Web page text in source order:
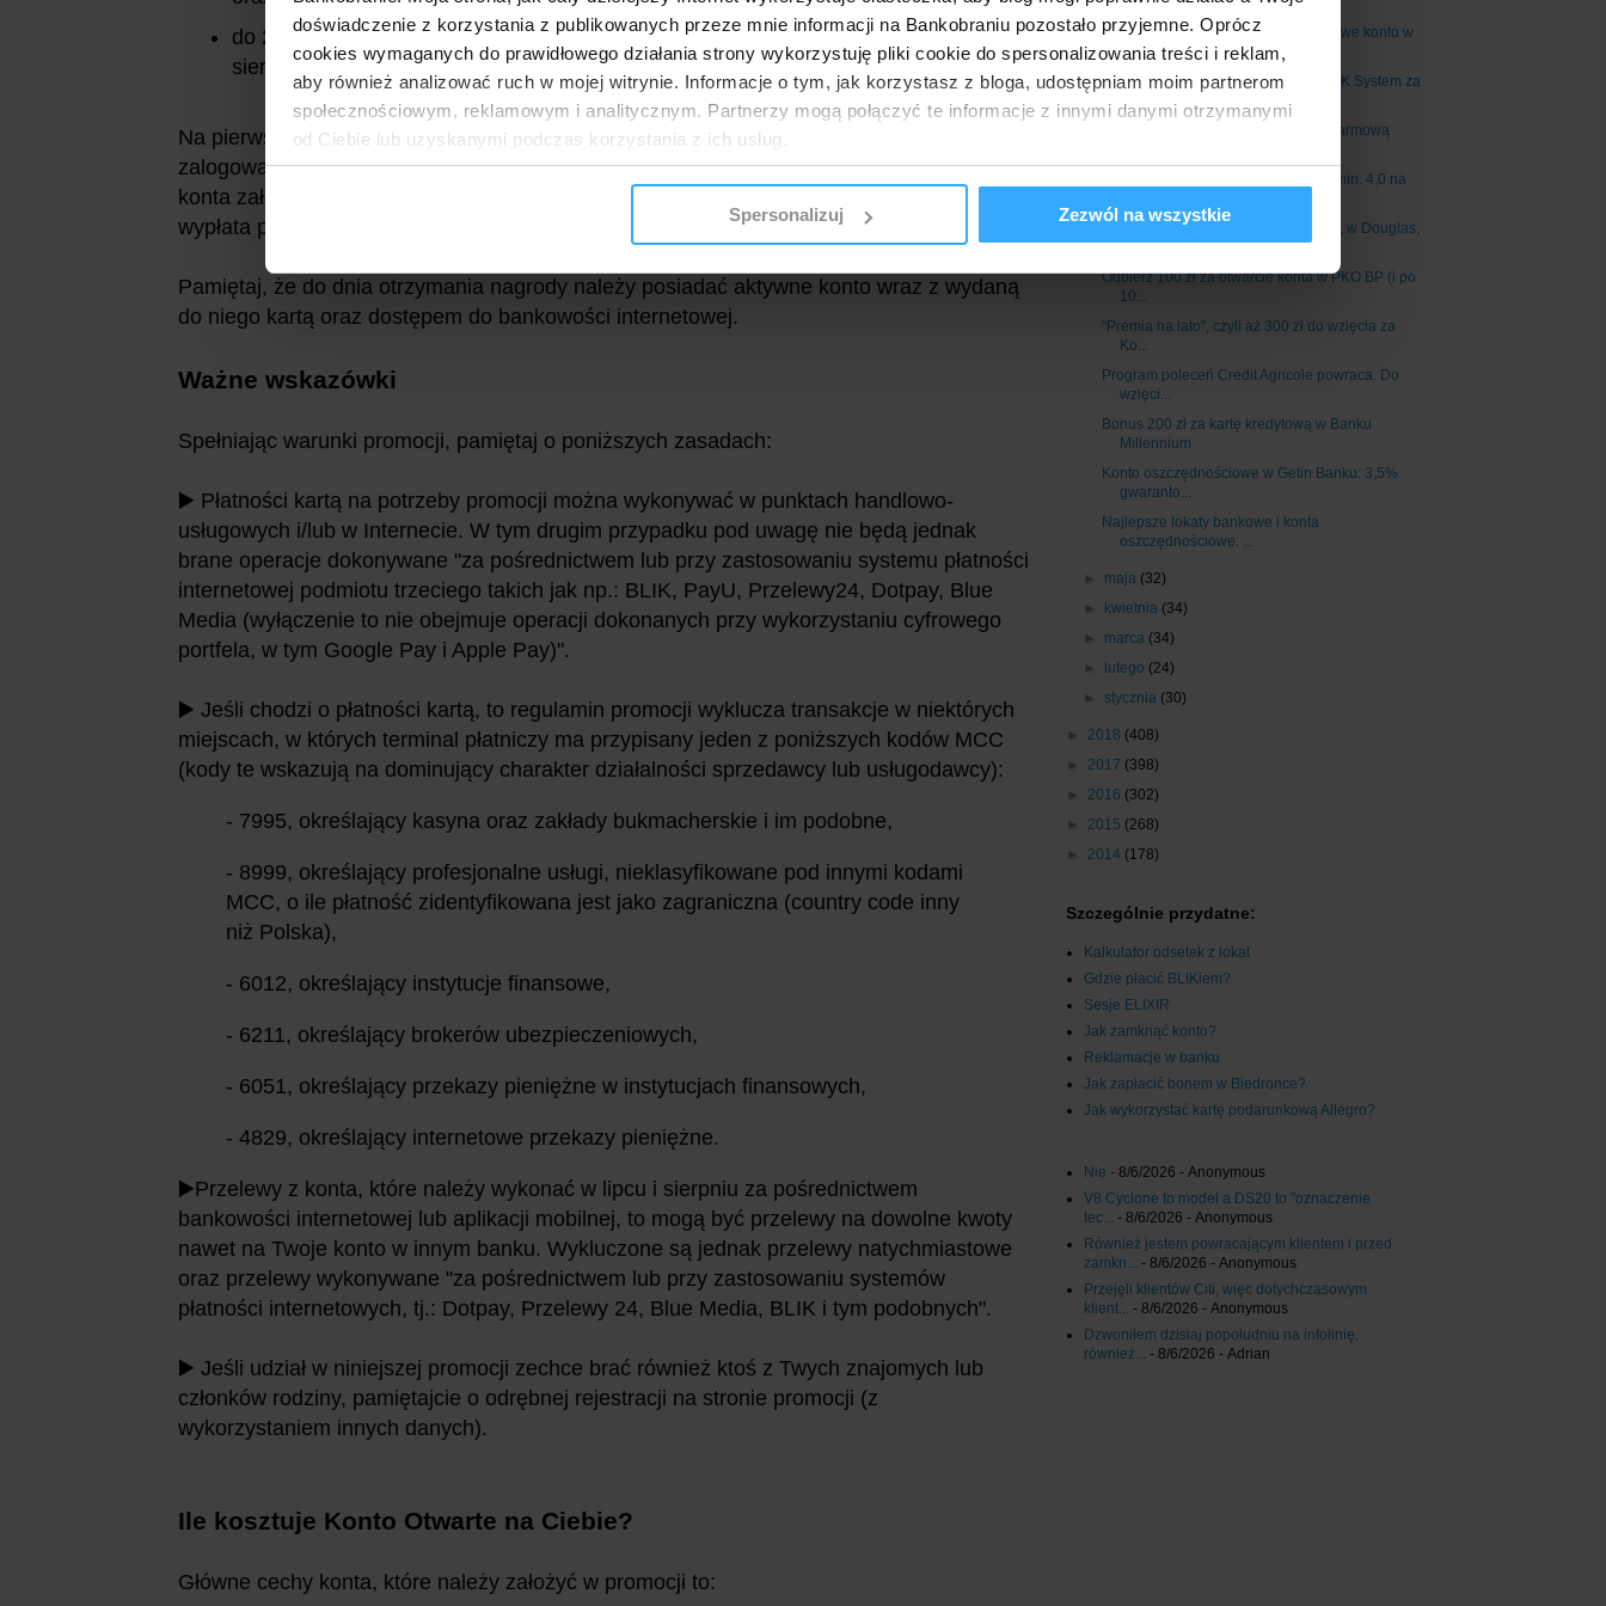
doświadczenie z korzystania z publikowanych przeze mnie informacji na Bankobraniu pozostało przyjemne. Oprócz
cookies wymaganych do prawidłowego działania strony wykorzystuję pliki cookie do spersonalizowania treści i reklam,
aby również analizować ruch w mojej witrynie. Informacje o tym, jak korzystasz z bloga, udostępniam moim partnerom
społecznościowym, reklamowym i analitycznym. Partnerzy mogą połączyć te informacje z innymi danymi otrzymanymi
od Ciebie lub uzyskanymi podczas korzystania z ich usług.
Spersonalizuj Zezwól na wszystkie
do 22.09.2019 r. (o kolejnym bonusie 150 zł za spełnienie warunków w
sierpniu).
Na pierwszą z tych wiadomości będzie trzeba zareagować i najpóźniej do 27.08.2019 r.
zalogować się na stronie promocji, gdzie do podania będzie konieczny numer rachunku
konta założonego w promocji - bo to właśnie na ten rachunek będą wpływać bonusy. Ich
wypłata przewidziana jest do 31.08. oraz 30.09.2019 r.
Pamiętaj, że do dnia otrzymania nagrody należy posiadać aktywne konto wraz z wydaną
do niego kartą oraz dostępem do bankowości internetowej.
Ważne wskazówki
Spełniając warunki promocji, pamiętaj o poniższych zasadach:
▶️ Płatności kartą na potrzeby promocji można wykonywać w punktach handlowo-
usługowych i/lub w Internecie. W tym drugim przypadku pod uwagę nie będą jednak
brane operacje dokonywane "za pośrednictwem lub przy zastosowaniu systemu płatności
internetowej podmiotu trzeciego takich jak np.: BLIK, PayU, Przelewy24, Dotpay, Blue
Media (wyłączenie to nie obejmuje operacji dokonanych przy wykorzystaniu cyfrowego
portfela, w tym Google Pay i Apple Pay)".
▶️ Jeśli chodzi o płatności kartą, to regulamin promocji wyklucza transakcje w niektórych
miejscach, w których terminal płatniczy ma przypisany jeden z poniższych kodów MCC
(kody te wskazują na dominujący charakter działalności sprzedawcy lub usługodawcy):
- 7995, określający kasyna oraz zakłady bukmacherskie i im podobne,
- 8999, określający profesjonalne usługi, nieklasyfikowane pod innymi kodami
MCC, o ile płatność zidentyfikowana jest jako zagraniczna (country code inny
niż Polska),
- 6012, określający instytucje finansowe,
- 6211, określający brokerów ubezpieczeniowych,
- 6051, określający przekazy pieniężne w instytucjach finansowych,
- 4829, określający internetowe przekazy pieniężne.
▶️Przelewy z konta, które należy wykonać w lipcu i sierpniu za pośrednictwem
bankowości internetowej lub aplikacji mobilnej, to mogą być przelewy na dowolne kwoty
nawet na Twoje konto w innym banku. Wykluczone są jednak przelewy natychmiastowe
oraz przelewy wykonywane "za pośrednictwem lub przy zastosowaniu systemów
płatności internetowych, tj.: Dotpay, Przelewy 24, Blue Media, BLIK i tym podobnych".
▶️ Jeśli udział w niniejszej promocji zechce brać również ktoś z Twych znajomych lub
członków rodziny, pamiętajcie o odrębnej rejestracji na stronie promocji (z
wykorzystaniem innych danych).
Ile kosztuje Konto Otwarte na Ciebie?
Główne cechy konta, które należy założyć w promocji to:
Hit powraca! Premia 200 zł za darmowe konto w
Nest...
Aż 9 miesięcy treningów w ramach OK System za
darm...
Telefon OPPO AX7 w prezencie za darmową
Bonus 50 zł dla uczniów ze średnią min. 4,0 na
Zyskaj 400 zł do wydania (na Allegro, w Douglas,
E...
Odbierz 100 zł za otwarcie konta w PKO BP (i po
10...
"Premia na lato", czyli aż 300 zł do wzięcia za
Ko...
Program poleceń Credit Agricole powraca. Do
wzięci...
Bonus 200 zł za kartę kredytową w Banku
Millennium
Konto oszczędnościowe w Getin Banku: 3,5%
gwaranto...
Najlepsze lokaty bankowe i konta
oszczędnościowe: ...
► maja (32)
►
kwietnia (34)
► marca (34)
►
lutego (24)
► stycznia (30)
► 2018 (408)
► 2017 (398)
► 2016 (302)
► 2015 (268)
► 2014 (178)
Szczególnie przydatne:
Kalkulator odsetek z lokat
Gdzie płacić BLIKiem?
Sesje ELIXIR
Jak zamknąć konto?
Reklamacje w banku
Jak zapłacić bonem w Biedronce?
Jak wykorzystać kartę podarunkową Allegro?
Nie - 8/6/2026 - Anonymous
V8 Cyclone to model a DS20 to "oznaczenie
tec... - 8/6/2026 - Anonymous
Również jestem powracającym klientem i przed
zamkn... - 8/6/2026 - Anonymous
Przejęli klientów Citi, więc dotychczasowym
klient... - 8/6/2026 - Anonymous
Dzwoniłem dzisiaj popołudniu na infolinię,
również... - 8/6/2026 - Adrian